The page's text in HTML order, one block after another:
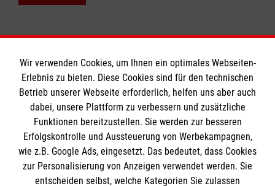
Informationen
Impressum
Datenschutz
Barrierefreiheit
Die Malteser
Wir verwenden Cookies, um Ihnen ein optimales Webseiten-
Erlebnis zu bieten. Diese Cookies sind für den technischen
Betrieb unserer Webseite erforderlich, helfen uns aber auch
dabei, unsere Plattform zu verbessern und zusätzliche
Funktionen bereitzustellen. Sie werden zur besseren
Erfolgskontrolle und Aussteuerung von Werbekampagnen,
wie z.B. Google Ads, eingesetzt. Das bedeutet, dass Cookies
zur Personalisierung von Anzeigen verwendet werden. Sie
entscheiden selbst, welche Kategorien Sie zulassen